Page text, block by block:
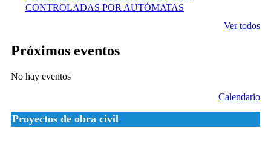
CONTROLADAS POR AUTÓMATAS
Ver todos
Próximos eventos
No hay eventos
Calendario
Proyectos de obra civil